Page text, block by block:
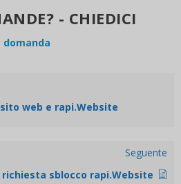
- CHIEDICI
domanda
web e rapi.Website
Seguente
sblocco rapi.Website